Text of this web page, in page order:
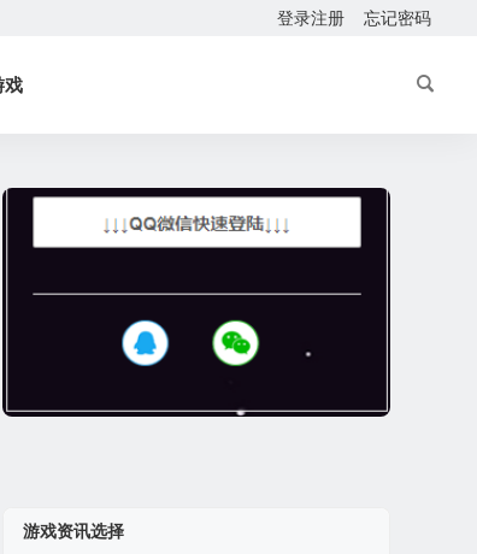
登录注册 忘记密码
戏
游戏资讯选择